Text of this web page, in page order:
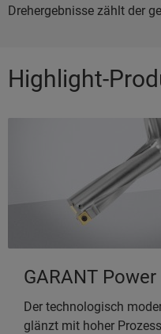
Drehergebnisse zählt der
Highlight-
GARANT Power
Der technologisch
glänzt mit hoher